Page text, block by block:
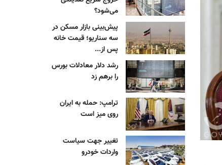
می‌شود؟
پیش‌بینی بازار مسکن در
سه سناریو؛ قیمت خانه
پس از...
رشد دلار معادلات بورس
را برهم زد
ترامپ: حمله به ایران
روی میز است
تغییر جهت سیاست
واردات خودرو